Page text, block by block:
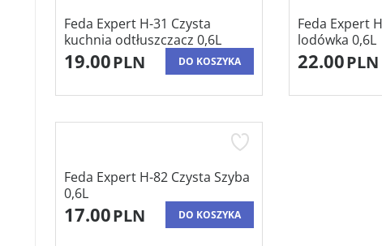
Feda Expert H-31 Czysta
kuchnia odtłuszczacz 0,6L
19.00PLN DO KOSZYKA
Feda Expert
lodówka 0,6L
22.00PLN
Feda Expert H-82 Czysta Szyba
0,6L
17.00PLN DO KOSZYKA